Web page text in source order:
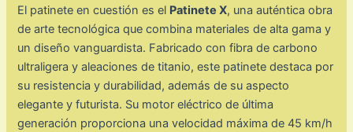
El patinete en cuestión es el Patinete X, una auténtica obra
de arte tecnológica que combina materiales de alta gama y
un diseño vanguardista. Fabricado con fibra de carbono
ultraligera y aleaciones de titanio, este patinete destaca por
su resistencia y durabilidad, además de su aspecto
elegante y futurista. Su motor eléctrico de última
generación proporciona una velocidad máxima de 45 km/h